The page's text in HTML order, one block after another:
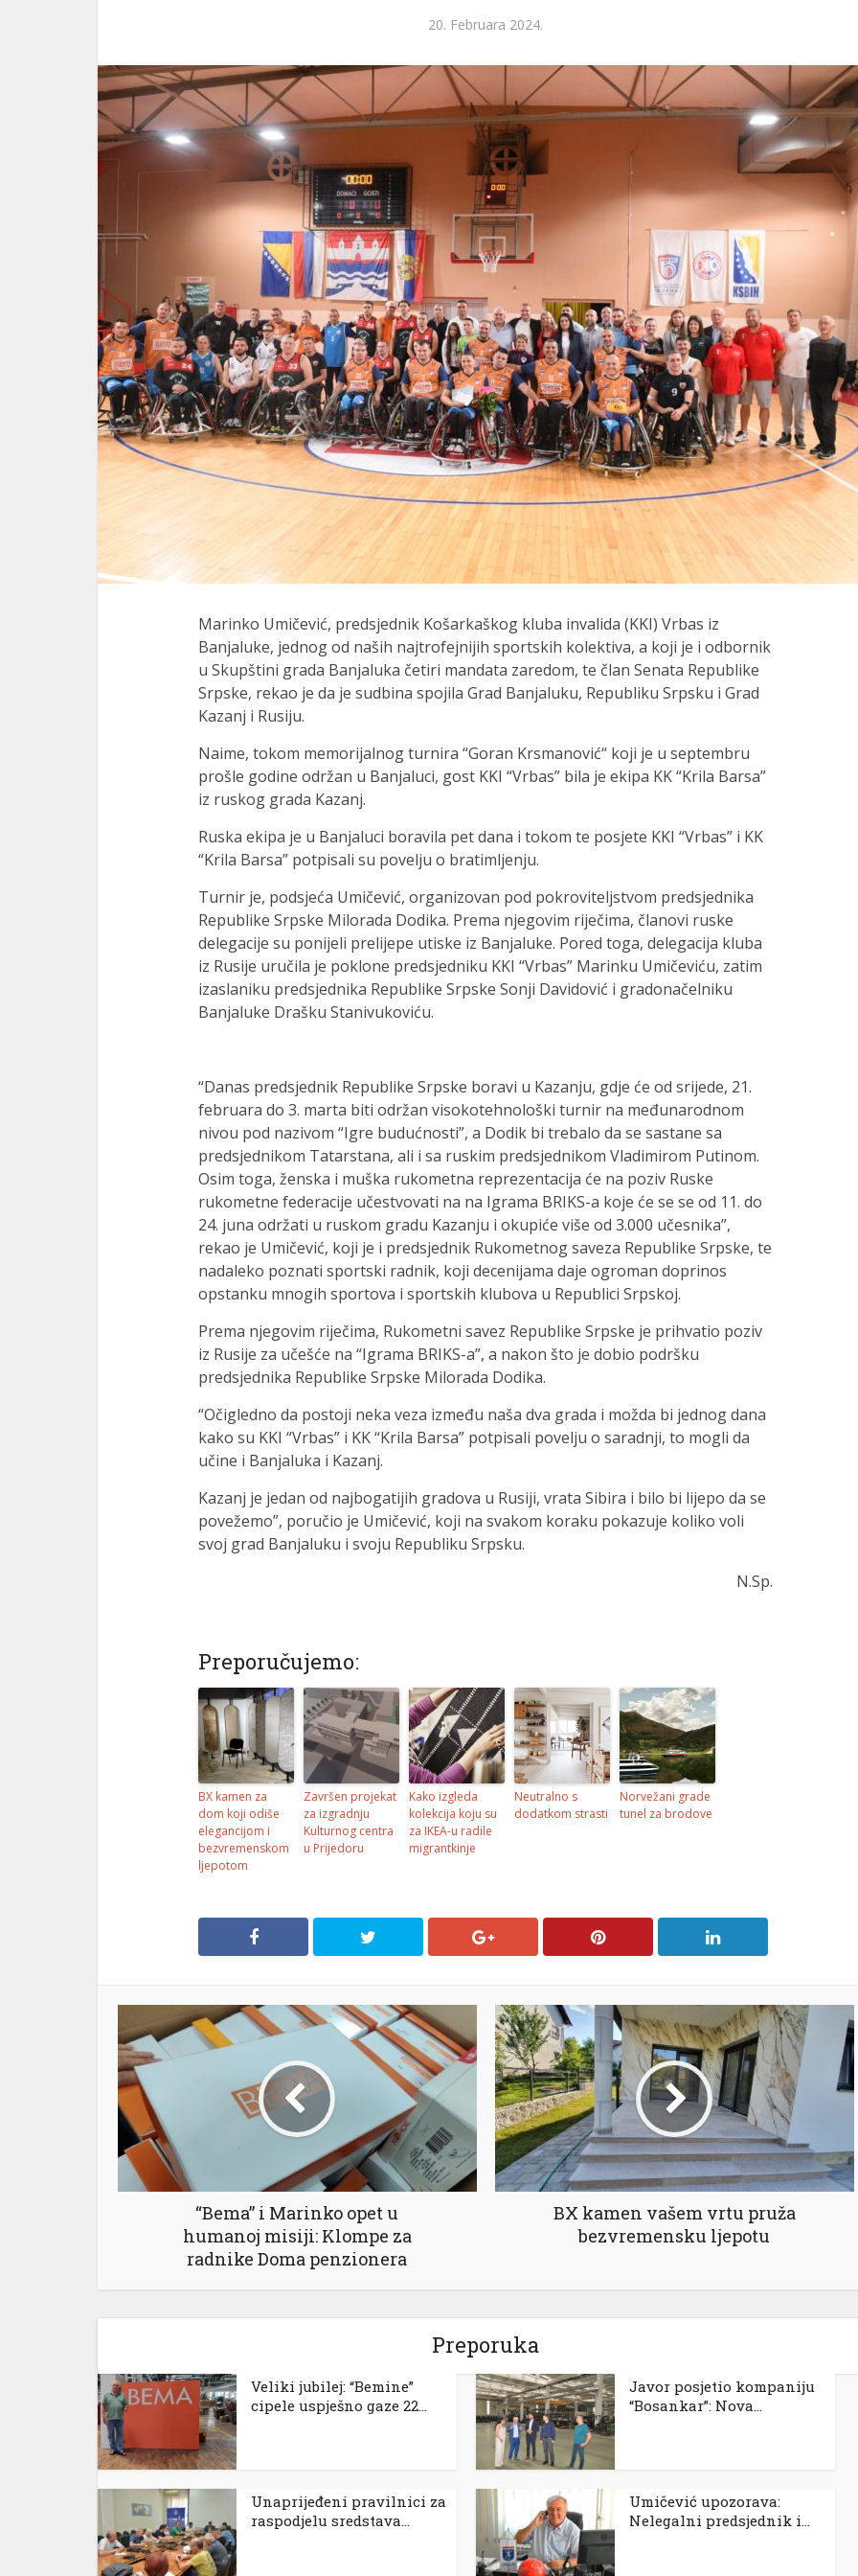
20. Februara 2024.
Marinko Umičević, predsjednik Košarkaškog kluba invalida (KKI) Vrbas iz
Banjaluke, jednog od naših najtrofejnijih sportskih kolektiva, a koji je i odbornik
u Skupštini grada Banjaluka četiri mandata zaredom, te član Senata Republike
Srpske, rekao je da je sudbina spojila Grad Banjaluku, Republiku Srpsku i Grad
Kazanj i Rusiju.
Naime, tokom memorijalnog turnira “Goran Krsmanović“ koji je u septembru
prošle godine održan u Banjaluci, gost KKI “Vrbas” bila je ekipa KK “Krila Barsa”
iz ruskog grada Kazanj.
Ruska ekipa je u Banjaluci boravila pet dana i tokom te posjete KKI “Vrbas” i KK
“Krila Barsa” potpisali su povelju o bratimljenju.
Turnir je, podsjeća Umičević, organizovan pod pokroviteljstvom predsjednika
Republike Srpske Milorada Dodika. Prema njegovim riječima, članovi ruske
delegacije su ponijeli prelijepe utiske iz Banjaluke. Pored toga, delegacija kluba
iz Rusije uručila je poklone predsjedniku KKI “Vrbas” Marinku Umičeviću, zatim
izaslaniku predsjednika Republike Srpske Sonji Davidović i gradonačelniku
Banjaluke Drašku Stanivukoviću.
“Danas predsjednik Republike Srpske boravi u Kazanju, gdje će od srijede, 21.
februara do 3. marta biti održan visokotehnološki turnir na međunarodnom
nivou pod nazivom “Igre budućnosti”, a Dodik bi trebalo da se sastane sa
predsjednikom Tatarstana, ali i sa ruskim predsjednikom Vladimirom Putinom.
Osim toga, ženska i muška rukometna reprezentacija će na poziv Ruske
rukometne federacije učestvovati na na Igrama BRIKS-a koje će se se od 11. do
24. juna održati u ruskom gradu Kazanju i okupiće više od 3.000 učesnika”,
rekao je Umičević, koji je i predsjednik Rukometnog saveza Republike Srpske, te
nadaleko poznati sportski radnik, koji decenijama daje ogroman doprinos
opstanku mnogih sportova i sportskih klubova u Republici Srpskoj.
Prema njegovim riječima, Rukometni savez Republike Srpske je prihvatio poziv
iz Rusije za učešće na “Igrama BRIKS-a”, a nakon što je dobio podršku
predsjednika Republike Srpske Milorada Dodika.
“Očigledno da postoji neka veza između naša dva grada i možda bi jednog dana
kako su KKI “Vrbas” i KK “Krila Barsa” potpisali povelju o saradnji, to mogli da
učine i Banjaluka i Kazanj.
Kazanj je jedan od najbogatijih gradova u Rusiji, vrata Sibira i bilo bi lijepo da se
povežemo”, poručio je Umičević, koji na svakom koraku pokazuje koliko voli
svoj grad Banjaluku i svoju Republiku Srpsku.
N.Sp.
Preporučujemo:
BX kamen za
dom koji odiše
elegancijom i
bezvremenskom
ljepotom
Završen projekat
za izgradnju
Kulturnog centra
u Prijedoru
Kako izgleda
kolekcija koju su
za IKEA-u radile
migrantkinje
Neutralno s
dodatkom strasti
Norvežani grade
tunel za brodove
“Bema” i Marinko opet u
humanoj misiji: Klompe za
radnike Doma penzionera
BX kamen vašem vrtu pruža
bezvremensku ljepotu
Preporuka
Veliki jubilej: “Bemine”
cipele uspješno gaze 22...
Javor posjetio kompaniju
“Bosankar”: Nova...
Unaprijeđeni pravilnici za
raspodjelu sredstava...
Umičević upozorava:
Nelegalni predsjednik i...